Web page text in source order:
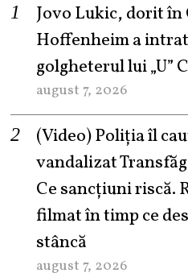
Jovo Lukic, dorit în
Hoffenheim a
golgheterul lui „U”
august 7, 2026
(Video) Poliția îl
vandalizat
Ce sancțiuni riscă.
filmat în timp ce
stâncă
august 7, 2026